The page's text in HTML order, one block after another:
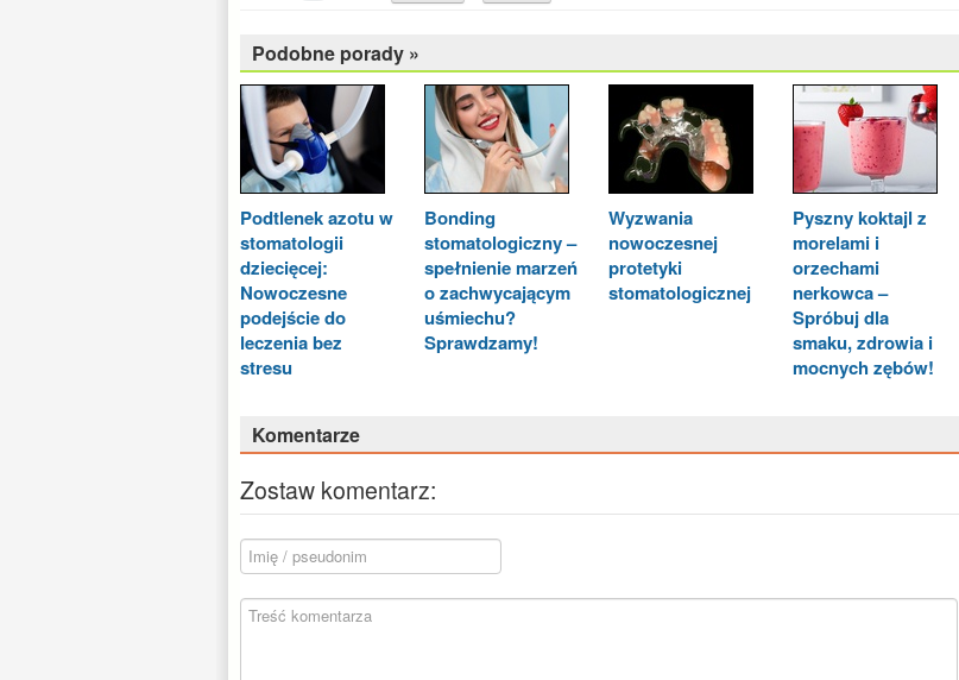
Podobne porady »
Podtlenek azotu w
stomatologii
dziecięcej:
Nowoczesne
podejście do
leczenia bez
stresu
Bonding
stomatologiczny –
spełnienie marzeń
o zachwycającym
uśmiechu?
Sprawdzamy!
Wyzwania
nowoczesnej
protetyki
stomatologicznej
Pyszny koktajl z
morelami i
orzechami
nerkowca –
Spróbuj dla
smaku, zdrowia i
mocnych zębów!
Komentarze
Zostaw komentarz: